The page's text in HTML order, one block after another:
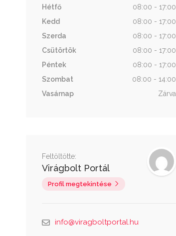
Hétfő
08:00 - 17:00
Kedd
08:00 - 17:00
Szerda
08:00 - 17:00
Csütörtök
08:00 - 17:00
Péntek
08:00 - 17:00
Szombat
08:00 - 14:00
Vasárnap
Zárva
Feltöltötte:
Virágbolt Portál
Profil megtekintése
info@viragboltportal.hu